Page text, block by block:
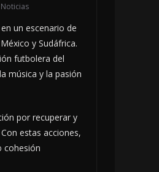
un escenario de
y Sudáfrica.
futbolera del
música y la pasión
por recuperar y
estas acciones,
cohesión